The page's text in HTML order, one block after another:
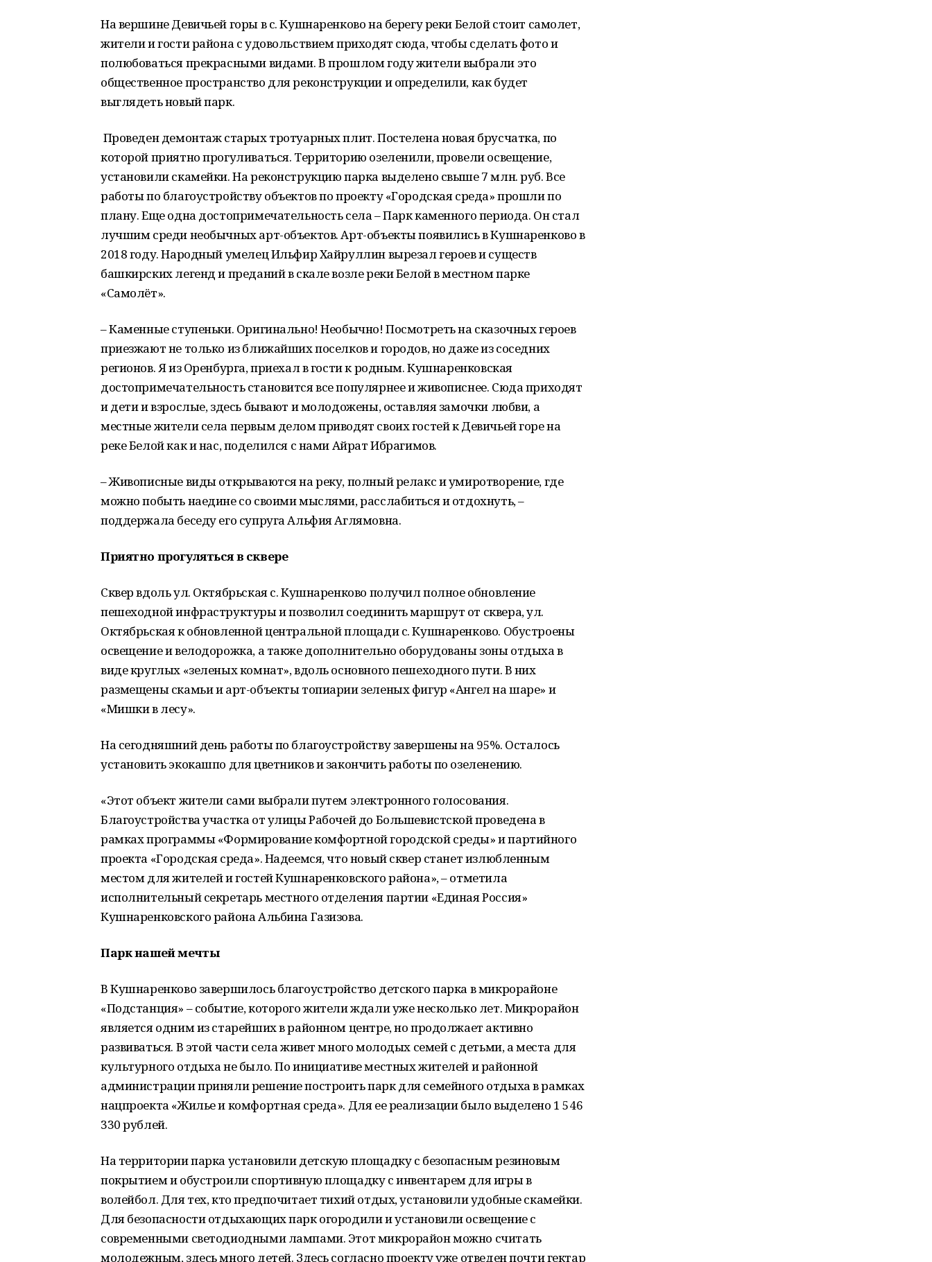
На вершине Девичьей горы в с. Кушнаренково на берегу реки Белой стоит самолет,
жители и гости района с удовольствием приходят сюда, чтобы сделать фото и
полюбоваться прекрасными видами. В прошлом году жители выбрали это
общественное пространство для реконструкции и определили, как будет
выглядеть новый парк.
Проведен демонтаж старых тротуарных плит. Постелена новая брусчатка, по
которой приятно прогуливаться. Территорию озеленили, провели освещение,
установили скамейки. На реконструкцию парка выделено свыше 7 млн. руб. Все
работы по благоустройству объектов по проекту «Городская среда» прошли по
плану. Еще одна достопримечательность села – Парк каменного периода. Он стал
лучшим среди необычных арт-объектов. Арт-объекты появились в Кушнаренково в
2018 году. Народный умелец Ильфир Хайруллин вырезал героев и существ
башкирских легенд и преданий в скале возле реки Белой в местном парке
«Самолёт».
– Каменные ступеньки. Оригинально! Необычно! Посмотреть на сказочных героев
приезжают не только из ближайших поселков и городов, но даже из соседних
регионов. Я из Оренбурга, приехал в гости к родным. Кушнаренковская
достопримечательность становится все популярнее и живописнее. Сюда приходят
и дети и взрослые, здесь бывают и молодожены, оставляя замочки любви, а
местные жители села первым делом приводят своих гостей к Девичьей горе на
реке Белой как и нас, поделился с нами Айрат Ибрагимов.
– Живописные виды открываются на реку, полный релакс и умиротворение, где
можно побыть наедине со своими мыслями, расслабиться и отдохнуть, –
поддержала беседу его супруга Альфия Аглямовна.
Приятно прогуляться в сквере
Сквер вдоль ул. Октябрьская с. Кушнаренково получил полное обновление
пешеходной инфраструктуры и позволил соединить маршрут от сквера, ул.
Октябрьская к обновленной центральной площади с. Кушнаренково. Обустроены
освещение и велодорожка, а также дополнительно оборудованы зоны отдыха в
виде круглых «зеленых комнат», вдоль основного пешеходного пути. В них
размещены скамьи и арт-объекты топиарии зеленых фигур «Ангел на шаре» и
«Мишки в лесу».
На сегодняшний день работы по благоустройству завершены на 95%. Осталось
установить экокашпо для цветников и закончить работы по озеленению.
«Этот объект жители сами выбрали путем электронного голосования.
Благоустройства участка от улицы Рабочей до Большевистской проведена в
рамках программы «Формирование комфортной городской среды» и партийного
проекта «Городская среда». Надеемся, что новый сквер станет излюбленным
местом для жителей и гостей Кушнаренковского района», – отметила
исполнительный секретарь местного отделения партии «Единая Россия»
Кушнаренковского района Альбина Газизова.
Парк нашей мечты
В Кушнаренково завершилось благоустройство детского парка в микрорайоне
«Подстанция» – событие, которого жители ждали уже несколько лет. Микрорайон
является одним из старейших в районном центре, но продолжает активно
развиваться. В этой части села живет много молодых семей с детьми, а места для
культурного отдыха не было. По инициативе местных жителей и районной
администрации приняли решение построить парк для семейного отдыха в рамках
нацпроекта «Жилье и комфортная среда». Для ее реализации было выделено 1 546
330 рублей.
На территории парка установили детскую площадку с безопасным резиновым
покрытием и обустроили спортивную площадку с инвентарем для игры в
волейбол. Для тех, кто предпочитает тихий отдых, установили удобные скамейки.
Для безопасности отдыхающих парк огородили и установили освещение с
современными светодиодными лампами. Этот микрорайон можно считать
молодежным, здесь много детей. Здесь согласно проекту уже отведен почти гектар